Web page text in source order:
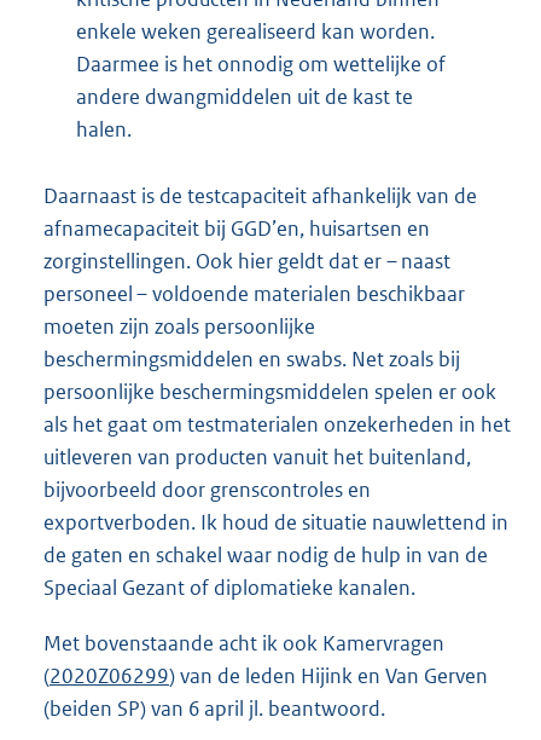
enkele weken gerealiseerd kan worden.
Daarmee is het onnodig om wettelijke of
andere dwangmiddelen uit de kast te
halen.
Daarnaast is de testcapaciteit afhankelijk van de
afnamecapaciteit bij GGD’en, huisartsen en
zorginstellingen. Ook hier geldt dat er – naast
personeel – voldoende materialen beschikbaar
moeten zijn zoals persoonlijke
beschermingsmiddelen en swabs. Net zoals bij
persoonlijke beschermingsmiddelen spelen er ook
als het gaat om testmaterialen onzekerheden in het
uitleveren van producten vanuit het buitenland,
bijvoorbeeld door grenscontroles en
exportverboden. Ik houd de situatie nauwlettend in
de gaten en schakel waar nodig de hulp in van de
Speciaal Gezant of diplomatieke kanalen.
Met bovenstaande acht ik ook Kamervragen
(2020Z06299) van de leden Hijink en Van Gerven
(beiden SP) van 6 april jl. beantwoord.